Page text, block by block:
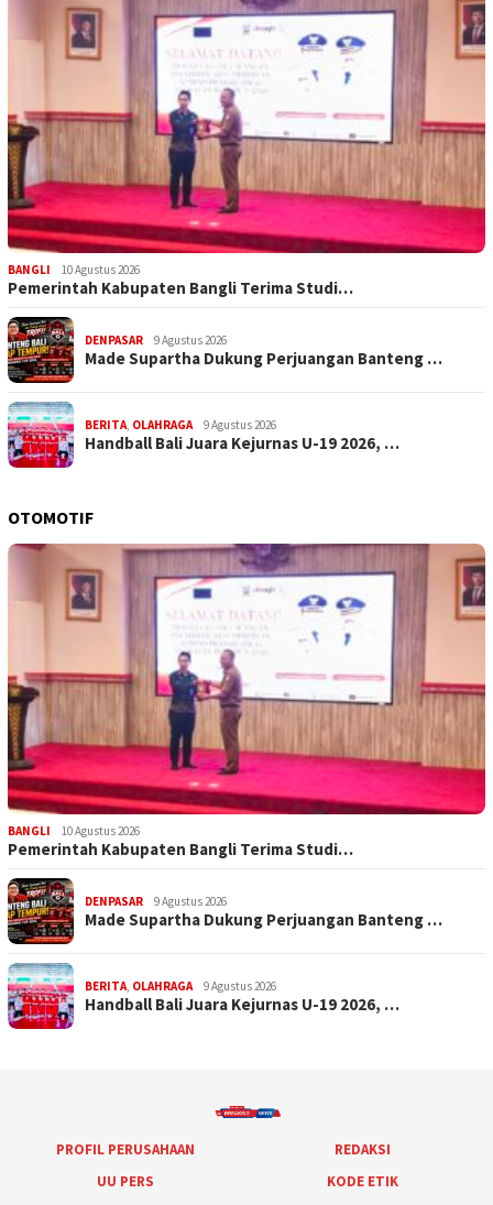
BANGLI 10 Agustus 2026
Pemerintah Kabupaten Bangli Terima Studi…
DENPASAR 9 Agustus 2026
Made Supartha Dukung Perjuangan Banteng …
BERITA, OLAHRAGA 9 Agustus 2026
Handball Bali Juara Kejurnas U-19 2026, …
OTOMOTIF
BANGLI 10 Agustus 2026
Pemerintah Kabupaten Bangli Terima Studi…
DENPASAR 9 Agustus 2026
Made Supartha Dukung Perjuangan Banteng …
BERITA, OLAHRAGA 9 Agustus 2026
Handball Bali Juara Kejurnas U-19 2026, …
PROFIL PERUSAHAAN
REDAKSI
UU PERS
KODE ETIK